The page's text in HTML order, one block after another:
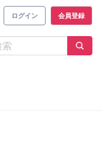
ログイン 会員登録